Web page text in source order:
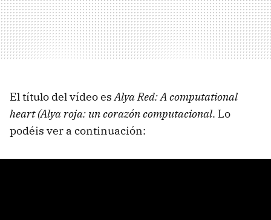
El título del vídeo esAlya Red: A computational
heart (Alya roja: un corazón computacional. Lo
podéis ver a continuación: